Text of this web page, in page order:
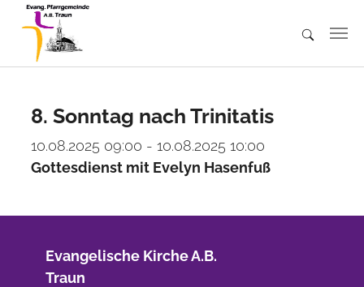
Skip to main content
8. Sonntag nach Trinitatis
10.08.2025 09:00 - 10.08.2025 10:00
Gottesdienst mit Evelyn Hasenfuß
Evangelische Kirche A.B.
Traun